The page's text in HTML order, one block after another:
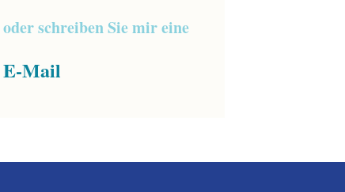
oder schreiben Sie mir eine
E-Mail